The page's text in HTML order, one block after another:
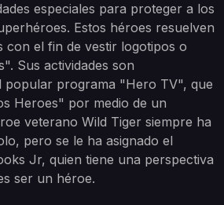
especiales para proteger a los
Estos héroes resuelven
con el fin de vestir logotipos o
Sus actividades son
popular programa "Hero TV", que
Heroes" por medio de un
veterano Wild Tiger siempre ha
pero se le ha asignado el
Jr, quien tiene una perspectiva
ser un héroe.